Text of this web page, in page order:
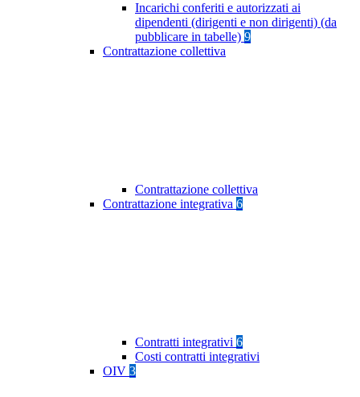
Incarichi conferiti e autorizzati ai
dipendenti (dirigenti e non dirigenti) (da
pubblicare in tabelle) 9
Contrattazione collettiva
Contrattazione collettiva
Contrattazione integrativa 6
Contratti integrativi 6
Costi contratti integrativi
OIV 3